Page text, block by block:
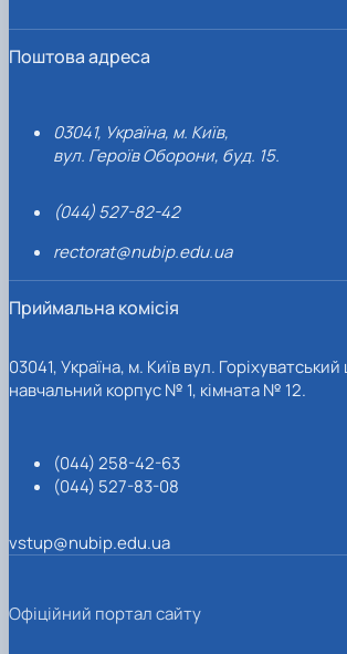
Поштова адреса
03041, Україна, м. Київ,
вул. Героїв Оборони, буд. 15.
(044) 527-82-42
rectorat@nubip.edu.ua
Приймальна комісія
03041, Україна, м. Київ вул.
навчальний корпус № 1, кімната № 12.
(044) 258-42-63
(044) 527-83-08
vstup@nubip.edu.ua
Офіційний портал сайту